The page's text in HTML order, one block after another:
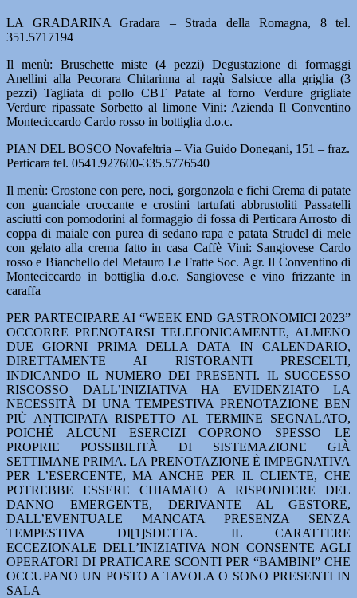
LA GRADARINA Gradara – Strada della Romagna, 8 tel.
351.5717194
Il menù: Bruschette miste (4 pezzi) Degustazione di formaggi
Anellini alla Pecorara Chitarinna al ragù Salsicce alla griglia (3
pezzi) Tagliata di pollo CBT Patate al forno Verdure grigliate
Verdure ripassate Sorbetto al limone Vini: Azienda Il Conventino
Monteciccardo Cardo rosso in bottiglia d.o.c.
PIAN DEL BOSCO Novafeltria – Via Guido Donegani, 151 – fraz.
Perticara tel. 0541.927600-335.5776540
Il menù: Crostone con pere, noci, gorgonzola e fichi Crema di patate
con guanciale croccante e crostini tartufati abbrustoliti Passatelli
asciutti con pomodorini al formaggio di fossa di Perticara Arrosto di
coppa di maiale con purea di sedano rapa e patata Strudel di mele
con gelato alla crema fatto in casa Caffè Vini: Sangiovese Cardo
rosso e Bianchello del Metauro Le Fratte Soc. Agr. Il Conventino di
Monteciccardo in bottiglia d.o.c. Sangiovese e vino frizzante in
caraffa
PER PARTECIPARE AI “WEEK END GASTRONOMICI 2023”
OCCORRE PRENOTARSI TELEFONICAMENTE, ALMENO
DUE GIORNI PRIMA DELLA DATA IN CALENDARIO,
DIRETTAMENTE AI RISTORANTI PRESCELTI,
INDICANDO IL NUMERO DEI PRESENTI. IL SUCCESSO
RISCOSSO DALL’INIZIATIVA HA EVIDENZIATO LA
NECESSITÀ DI UNA TEMPESTIVA PRENOTAZIONE BEN
PIÙ ANTICIPATA RISPETTO AL TERMINE SEGNALATO,
POICHÉ ALCUNI ESERCIZI COPRONO SPESSO LE
PROPRIE POSSIBILITÀ DI SISTEMAZIONE GIÀ
SETTIMANE PRIMA. LA PRENOTAZIONE È IMPEGNATIVA
PER L’ESERCENTE, MA ANCHE PER IL CLIENTE, CHE
POTREBBE ESSERE CHIAMATO A RISPONDERE DEL
DANNO EMERGENTE, DERIVANTE AL GESTORE,
DALL’EVENTUALE MANCATA PRESENZA SENZA
TEMPESTIVA DI[1]SDETTA. IL CARATTERE
ECCEZIONALE DELL’INIZIATIVA NON CONSENTE AGLI
OPERATORI DI PRATICARE SCONTI PER “BAMBINI” CHE
OCCUPANO UN POSTO A TAVOLA O SONO PRESENTI IN
SALA